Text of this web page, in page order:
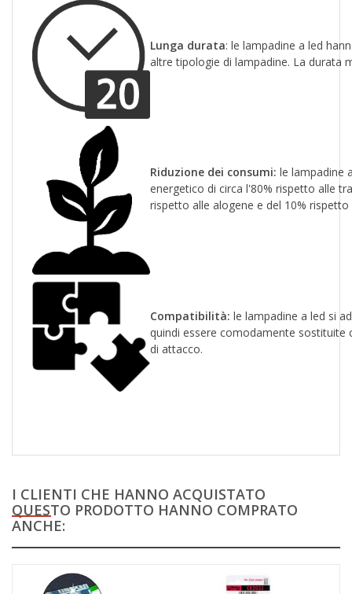
Lunga durata: le lampadine a led
altre tipologie di lampadine. La durata
Riduzione dei consumi: le lampadine
energetico di circa l'80% rispetto alle
rispetto alle alogene e del 10%
Compatibilità: le lampadine a led si
quindi essere comodamente sostituite
di attacco.
I CLIENTI CHE HANNO ACQUISTATO
QUESTO PRODOTTO HANNO COMPRATO
ANCHE: